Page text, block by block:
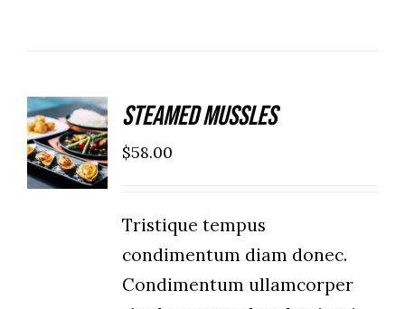
ADD TO
CART
/
DETAILS
Steamed Mussles
$58.00
Tristique tempus
condimentum diam donec.
Condimentum ullamcorper